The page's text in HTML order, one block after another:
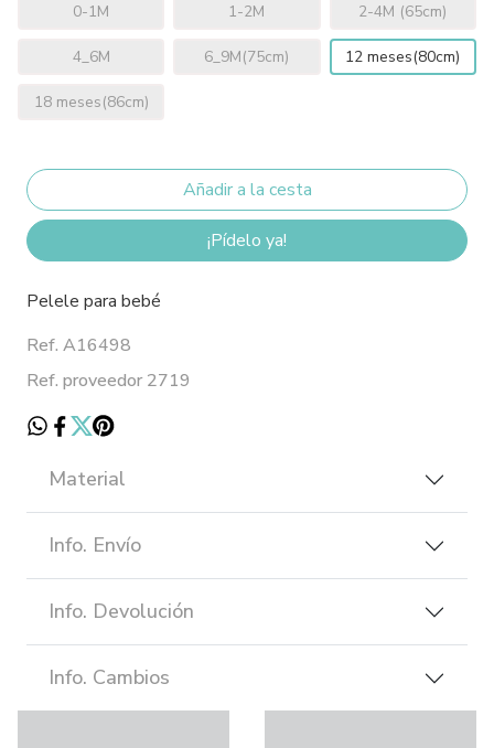
0-1M 1-2M 2-4M (65cm)
4_6M 6_9M(75cm) 12 meses(80cm)
18 meses(86cm)
¡Pídelo ya!
Pelele para bebé
Ref. A16498
Ref. proveedor 2719
Material
Info. Envío
Info. Devolución
Info. Cambios